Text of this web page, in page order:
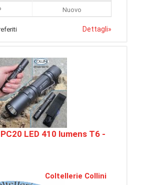
Nuovo
Dettagli»
LED 410 lumens T6 -
Coltellerie Collini